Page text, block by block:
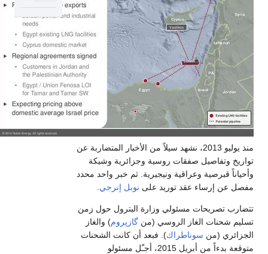
منذ يوليو 2013، نشهد سيلاً من الأخبار المتضاربة عن
وتفاصيل صفقات روسية وجزائرية وشيكة
قبرصية وعراقية ونيجيرية. ثم خبر واحد محدد
عن إرساء عقد توريد علىنوبل إنرجي.
تصريحات مسئولي وزارة البترول حول زمن
شحنات الغاز الروسي (منگازپروم) والغاز
(منسوناطراك). فبعد أن كانت الشحنات
متوقعة بدءاً من أبريل 2015، أجـّل مسئولو